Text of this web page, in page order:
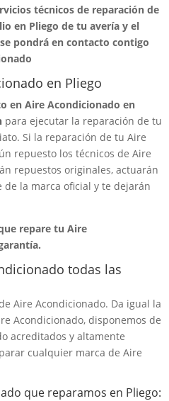
técnicos de reparación de
en Pliego de tu avería y el
pondrá en contacto contigo
en Pliego
en Aire Acondicionado en
para ejecutar la reparación de tu
Si la reparación de tu Aire
repuesto los técnicos de Aire
repuestos originales, actuarán
la marca oficial y te dejarán
repare tu Aire
todas las
Aire Acondicionado. Da igual la
Acondicionado, disponemos de
acreditados y altamente
cualquier marca de Aire
que reparamos en Pliego: